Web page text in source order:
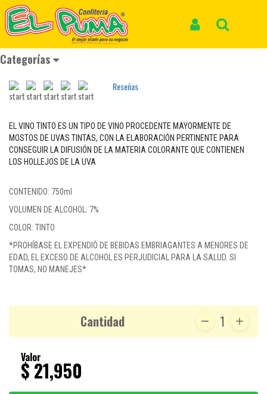
Categorías
Inicio Productos VINO TINTO DE VERANO CARIÑOSO *750ml
VINO TINTO DE VERANO CARIÑOSO
*750ml
REF: LICORES 102
Reseñas
EL VINO TINTO ES UN TIPO DE VINO PROCEDENTE MAYORMENTE DE
MOSTOS DE UVAS TINTAS, CON LA ELABORACIÓN PERTINENTE PARA
CONSEGUIR LA DIFUSIÓN DE LA MATERIA COLORANTE QUE CONTIENEN
LOS HOLLEJOS DE LA UVA
CONTENIDO: 750ml
VOLUMEN DE ALCOHOL: 7%
COLOR: TINTO
*PROHÍBASE EL EXPENDIÓ DE BEBIDAS EMBRIAGANTES A MENORES DE
EDAD, EL EXCESO DE ALCOHOL ES PERJUDICIAL PARA LA SALUD. SI
TOMAS, NO MANEJES*
Cantidad 1
Valor
$ 21,950